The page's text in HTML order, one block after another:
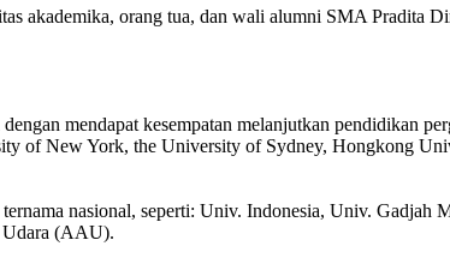
akademika, orang tua, dan wali alumni SMA Pradita
mendapat kesempatan melanjutkan pendidikan
New York, the University of Sydney, Hongkong
nasional, seperti: Univ. Indonesia, Univ.
Udara (AAU).